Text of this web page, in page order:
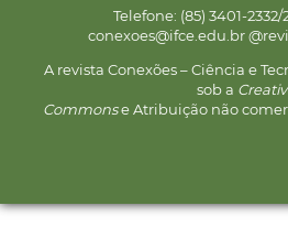
Telefone: (85) 3401-
conexoes@ifce.edu.br
A revista Conexões – Ciência e
sob a
Commonse Atribuição não